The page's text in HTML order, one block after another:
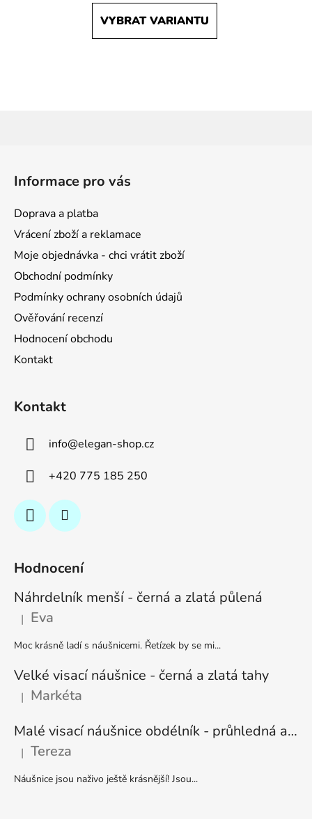
VYBRAT VARIANTU
Informace pro vás
Doprava a platba
Vrácení zboží a reklamace
Moje objednávka - chci vrátit zboží
Obchodní podmínky
Podmínky ochrany osobních údajů
Ověřování recenzí
Hodnocení obchodu
Kontakt
Kontakt
info@elegan-shop.cz
+420 775 185 250
Hodnocení
Náhrdelník menší - černá a zlatá půlená
Hodnocení produktu je 5 z 5 hvězdiček.
| Eva
Moc krásně ladí s náušnicemi. Řetízek by se mi...
Velké visací náušnice - černá a zlatá tahy
Hodnocení produktu je 5 z 5 hvězdiček.
| Markéta
Malé visací náušnice obdélník - průhledná a stříbrná
Hodnocení produktu je 5 z 5 hvězdiček.
| Tereza
Náušnice jsou naživo ještě krásnější! Jsou...